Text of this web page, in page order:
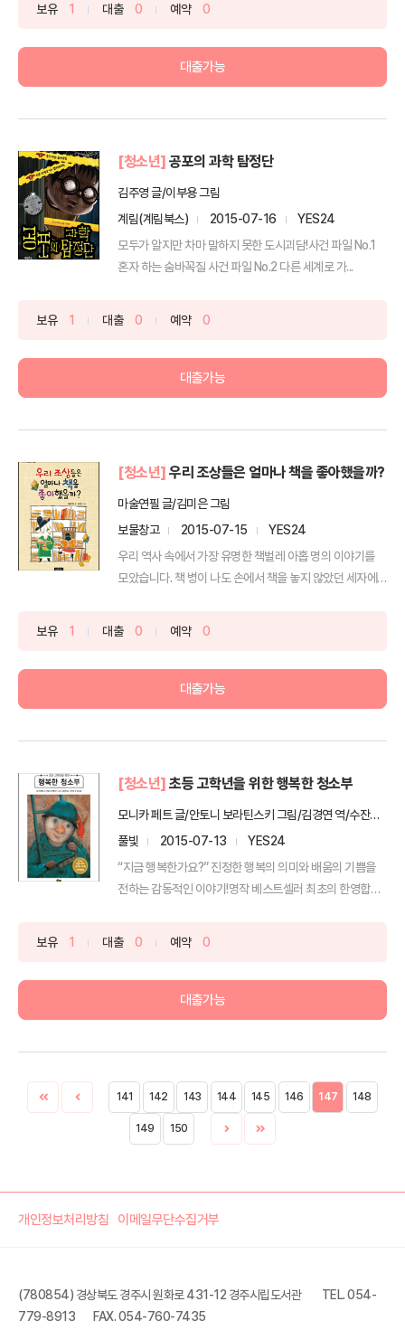
보유 1 대출 0 예약 0
대출가능
[청소년] 공포의 과학 탐정단
김주영 글/이부용 그림
계림(계림북스)
2015-07-16
YES24
모두가 알지만 차마 말하지 못한 도시괴담!사건 파일 No.1
혼자 하는 숨바꼭질 사건 파일 No.2 다른 세계로 가...
보유 1 대출 0 예약 0
대출가능
[청소년] 우리 조상들은 얼마나 책을 좋아했을까?
마술연필 글/김미은 그림
보물창고
2015-07-15
YES24
우리 역사 속에서 가장 유명한 책벌레 아홉 명의 이야기를
모았습니다. 책 병이 나도 손에서 책을 놓지 않았던 세자에
보유 1 대출 0 예약 0
대출가능
[청소년] 초등 고학년을 위한 행복한 청소부
모니카 페트 글/안토니 보라틴스키 그림/김경연 역/수잔나 오 영문번역
풀빛
2015-07-13
YES24
“지금 행복한가요?” 진정한 행복의 의미와 배움의 기쁨을
전하는 감동적인 이야기!명작 베스트셀러 최초의 한영합본
보유 1 대출 0 예약 0
대출가능
141 142 143 144 145 146 147 148
149 150
개인정보처리방침 이메일무단수집거부
(780854) 경상북도 경주시 원화로 431-12 경주시립도서관
TEL. 054-
779-8913
FAX. 054-760-7435